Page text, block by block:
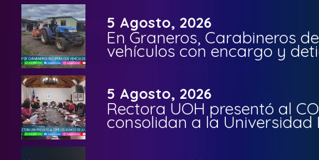
5 Agosto, 2026
En Graneros, Carabineros
vehículos con encargo y
5 Agosto, 2026
Rectora UOH presentó al
consolidan a la Universidad